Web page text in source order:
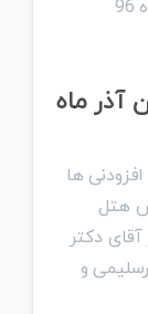
آذر ماه
ها
هتل
ماه ۹۶ با حضور آقای دکتر
و